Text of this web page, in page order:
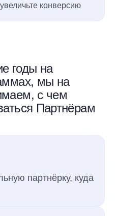
конверсию
годы на
мы на
с чем
Партнёрам
партнёрку, куда